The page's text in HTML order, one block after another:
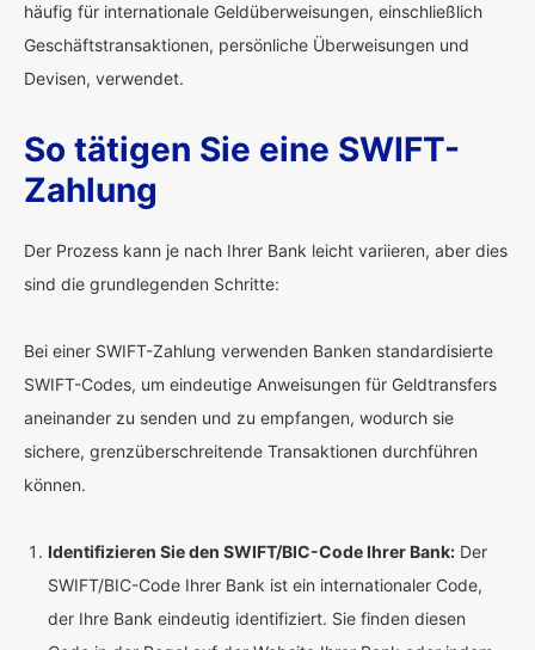
häufig für internationale Geldüberweisungen, einschließlich
Geschäftstransaktionen, persönliche Überweisungen und
Devisen, verwendet.
So tätigen Sie eine SWIFT-
Zahlung
Der Prozess kann je nach Ihrer Bank leicht variieren, aber dies
sind die grundlegenden Schritte:
Bei einer SWIFT-Zahlung verwenden Banken standardisierte
SWIFT-Codes, um eindeutige Anweisungen für Geldtransfers
aneinander zu senden und zu empfangen, wodurch sie
sichere, grenzüberschreitende Transaktionen durchführen
können.
Identifizieren Sie den SWIFT/BIC-Code Ihrer Bank: Der
SWIFT/BIC-Code Ihrer Bank ist ein internationaler Code,
der Ihre Bank eindeutig identifiziert. Sie finden diesen